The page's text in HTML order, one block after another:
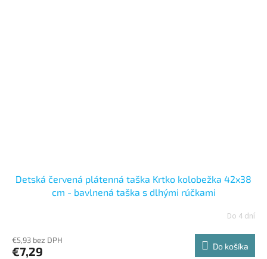
Detská červená plátenná taška Krtko kolobežka 42x38
cm - bavlnená taška s dlhými rúčkami
Do 4 dní
€5,93 bez DPH
€7,29 Do košíka